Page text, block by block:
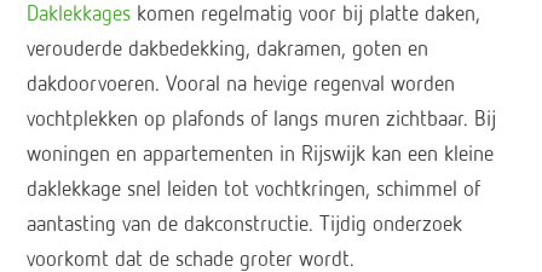
Daklekkages komen regelmatig voor bij platte daken,
verouderde dakbedekking, dakramen, goten en
dakdoorvoeren. Vooral na hevige regenval worden
vochtplekken op plafonds of langs muren zichtbaar. Bij
woningen en appartementen in Rijswijk kan een kleine
daklekkage snel leiden tot vochtkringen, schimmel of
aantasting van de dakconstructie. Tijdig onderzoek
voorkomt dat de schade groter wordt.